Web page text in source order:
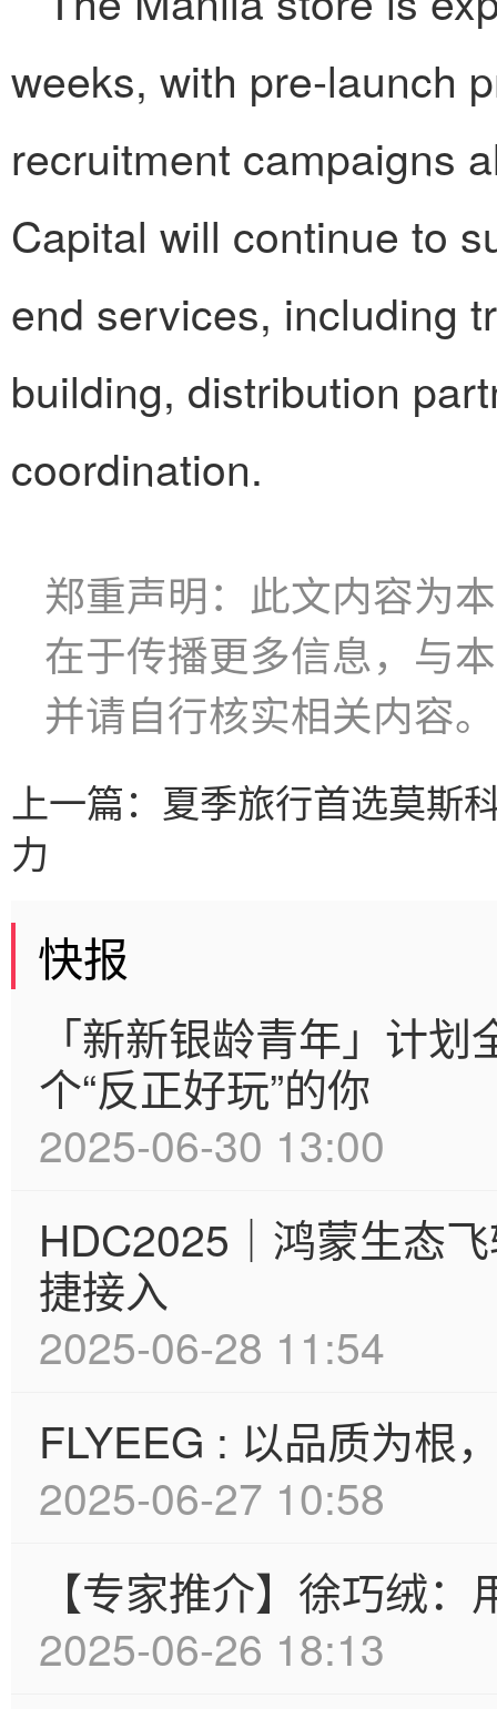
weeks, with pre-launch
recruitment campaigns
Capital will continue to
end services, including
building, distribution
coordination.
郑重声明：此文内容为
在于传播更多信息，与
并请自行核实相关内容。
上一篇： 夏季旅行首选莫斯
力
快报
「新新银龄青年」计
个“反正好玩”的你
2025-06-30 13:00
HDC2025｜鸿蒙生态
捷接入
2025-06-28 11:54
FLYEEG : 以品质为根
2025-06-27 10:58
【专家推介】徐巧绒
2025-06-26 18:13